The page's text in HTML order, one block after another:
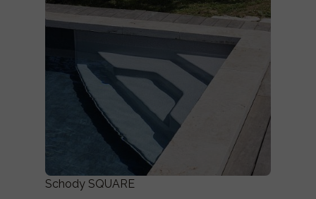
Schody SQUARE